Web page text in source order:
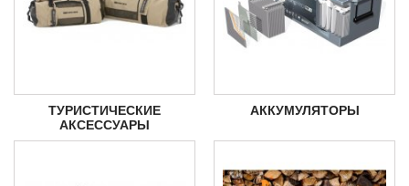
ТУРИСТИЧЕСКИЕ
АКСЕССУАРЫ
АККУМУЛЯТОРЫ